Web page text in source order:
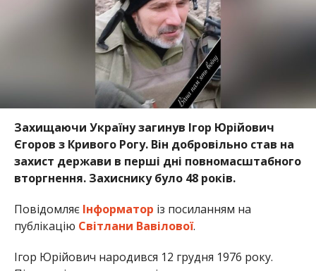
Захищаючи Україну загинув Ігор Юрійович
Єгоров з Кривого Рогу. Він добровільно став на
захист держави в перші дні повномасштабного
вторгнення. Захиснику було 48 років.
Повідомляє Інформатор із посиланням на
публікацію Світлани Вавілової.
Ігор Юрійович народився 12 грудня 1976 року.